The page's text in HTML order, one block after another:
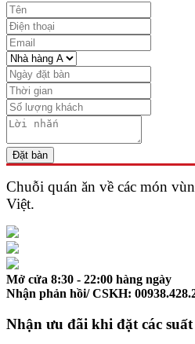
Đặt bàn
Chuỗi quán ăn về các món
Việt.
Mở cửa 8:30 - 22:00 hàng ngày
Nhận phản hồi/ CSKH:
Nhận ưu đãi khi đặt các